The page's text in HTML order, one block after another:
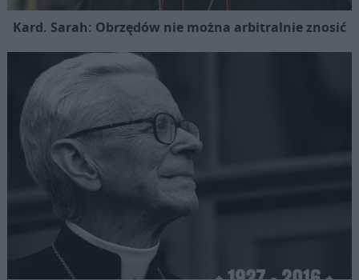
Kard. Sarah: Obrzędów nie można arbitralnie znosić